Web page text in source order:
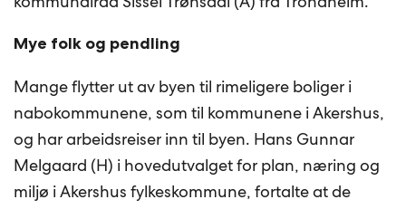
Mye folk og pendling
Mange flytter ut av byen til rimeligere boliger i
nabokommunene, som til kommunene i Akershus,
og har arbeidsreiser inn til byen. Hans Gunnar
Melgaard (H) i hovedutvalget for plan, næring og
miljø i Akershus fylkeskommune, fortalte at de